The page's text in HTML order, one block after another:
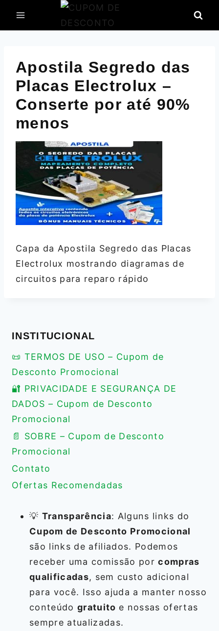
Apostila Segredo das
Placas Electrolux –
Conserte por até 90%
menos
Capa da Apostila Segredo das Placas
Electrolux mostrando diagramas de
circuitos para reparo rápido
INSTITUCIONAL
📜 TERMOS DE USO – Cupom de
Desconto Promocional
🔐 PRIVACIDADE E SEGURANÇA DE
DADOS – Cupom de Desconto
Promocional
📄 SOBRE – Cupom de Desconto
Promocional
Contato
Ofertas Recomendadas
💡 Transparência: Alguns links do
Cupom de Desconto Promocional
são links de afiliados. Podemos
receber uma comissão porcompras
qualificadas, sem custo adicional
para você. Isso ajuda a manter nosso
conteúdo gratuito e nossas ofertas
sempre atualizadas.